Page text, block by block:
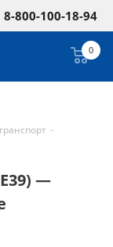
8-800-100-18-94
0
-
—